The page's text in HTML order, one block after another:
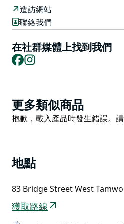
歡迎前來體驗法式風格。餐廳
每週六上午，這裡都會舉辦有
Le Pruneau 也提供晚宴和宴會
造訪網站
聯絡我們
在社群媒體上找到我們
Facebook
Product
List
更多類似商品
Product
抱歉，載入產品時發生錯誤。請
地點
83 Bridge Street West
獲取路線